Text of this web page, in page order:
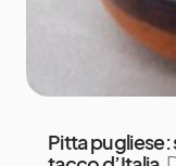
Pitta pugliese: